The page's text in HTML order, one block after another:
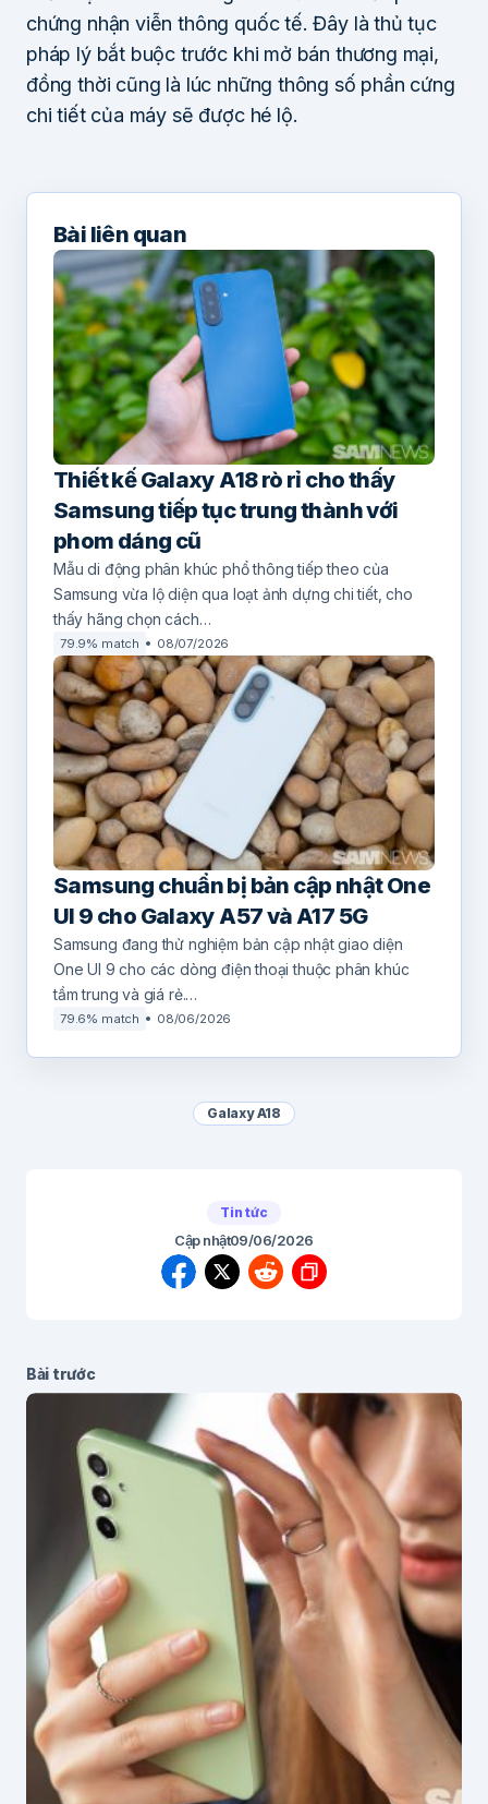
chứng nhận viễn thông quốc tế. Đây là thủ tục
pháp lý bắt buộc trước khi mở bán thương mại,
đồng thời cũng là lúc những thông số phần cứng
chi tiết của máy sẽ được hé lộ.
Bài liên quan
Thiết kế Galaxy A18 rò rỉ cho thấy
Samsung tiếp tục trung thành với
phom dáng cũ
Mẫu di động phân khúc phổ thông tiếp theo của
Samsung vừa lộ diện qua loạt ảnh dựng chi tiết, cho
thấy hãng chọn cách…
79.9% match 08/07/2026
Samsung chuẩn bị bản cập nhật One
UI 9 cho Galaxy A57 và A17 5G
Samsung đang thử nghiệm bản cập nhật giao diện
One UI 9 cho các dòng điện thoại thuộc phân khúc
tầm trung và giá rẻ.…
79.6% match 08/06/2026
Galaxy A18
Tin tức
Cập nhật09/06/2026
Bài trước